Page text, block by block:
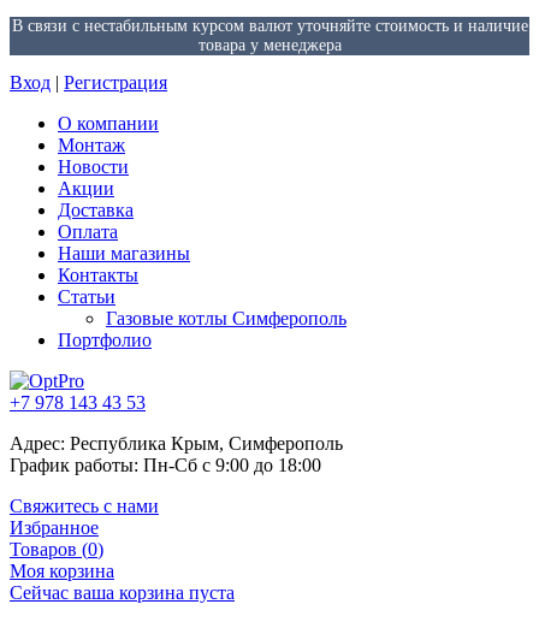
В связи с нестабильным курсом валют уточняйте стоимость и наличие
товара у менеджера
Вход | Регистрация
О компании
Монтаж
Новости
Акции
Доставка
Оплата
Наши магазины
Контакты
Статьи
Газовые котлы Симферополь
Портфолио
+7 978 143 43 53
Адрес: Республика Крым, Симферополь
График работы: Пн-Сб с 9:00 до 18:00
Свяжитесь с нами
Избранное
Товаров (0)
Моя корзина
Сейчас ваша корзина пуста